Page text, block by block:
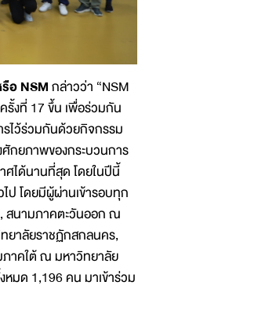
อ NSMกล่าวว่า “NSM
รั้งที่ 17 ขึ้น เพื่อร่วมกัน
ไว้ร่วมกันด้วยกิจกรรม
ศักยภาพของกระบวนการ
ศได้นานที่สุด โดยในปีนี้
ป โดยมีผู้ผ่านเข้ารอบทุก
สนามภาคตะวันออก ณ
ยาลัยราชฏักสกลนคร,
ภาคใต้ ณ มหาวิทยาลัย
มด 1,196 คน มาเข้าร่วม